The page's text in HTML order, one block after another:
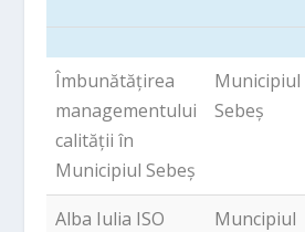
Titlu proiect
Denumire
beneficiar
Îmbunătățirea
managementului
calității în
Municipiul Sebeș
Municipiul
Sebeș
Alba Iulia ISO
Muncipiul